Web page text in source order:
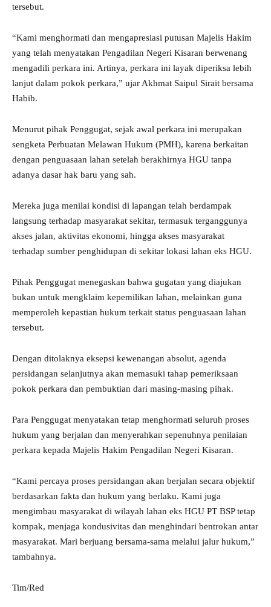
tersebut.
“Kami menghormati dan mengapresiasi putusan Majelis Hakim
yang telah menyatakan Pengadilan Negeri Kisaran berwenang
mengadili perkara ini. Artinya, perkara ini layak diperiksa lebih
lanjut dalam pokok perkara,” ujar Akhmat Saipul Sirait bersama
Habib.
Menurut pihak Penggugat, sejak awal perkara ini merupakan
sengketa Perbuatan Melawan Hukum (PMH), karena berkaitan
dengan penguasaan lahan setelah berakhirnya HGU tanpa
adanya dasar hak baru yang sah.
Mereka juga menilai kondisi di lapangan telah berdampak
langsung terhadap masyarakat sekitar, termasuk terganggunya
akses jalan, aktivitas ekonomi, hingga akses masyarakat
terhadap sumber penghidupan di sekitar lokasi lahan eks HGU.
Pihak Penggugat menegaskan bahwa gugatan yang diajukan
bukan untuk mengklaim kepemilikan lahan, melainkan guna
memperoleh kepastian hukum terkait status penguasaan lahan
tersebut.
Dengan ditolaknya eksepsi kewenangan absolut, agenda
persidangan selanjutnya akan memasuki tahap pemeriksaan
pokok perkara dan pembuktian dari masing-masing pihak.
Para Penggugat menyatakan tetap menghormati seluruh proses
hukum yang berjalan dan menyerahkan sepenuhnya penilaian
perkara kepada Majelis Hakim Pengadilan Negeri Kisaran.
“Kami percaya proses persidangan akan berjalan secara objektif
berdasarkan fakta dan hukum yang berlaku. Kami juga
mengimbau masyarakat di wilayah lahan eks HGU PT BSP tetap
kompak, menjaga kondusivitas dan menghindari bentrokan antar
masyarakat. Mari berjuang bersama-sama melalui jalur hukum,”
tambahnya.
Tim/Red